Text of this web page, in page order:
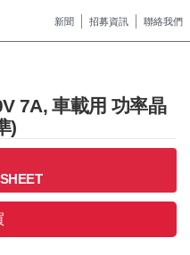
新聞 招募資訊 聯絡我們
7A, 車載用 功率晶
)